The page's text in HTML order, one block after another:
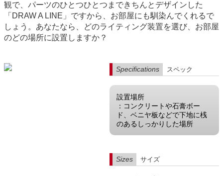
観で、パーツのひとつひとつまできちんとデザインした
「DRAW A LINE」ですから、お部屋にも馴染んでくれるで
しょう。あなたなら、どのライティング装置を選び、お部屋
のどの場所に設置しますか？
Specifications スペック
設置場所
：コンクリートや石膏ボー
ド、ベニヤ板などで下地に桟
のあるしっかりした場所
Sizes サイズ